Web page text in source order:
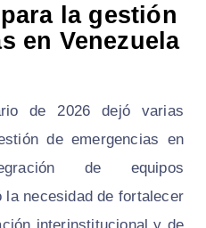
la gestión
en Venezuela
de 2026 dejó varias
de emergencias en
de equipos
la necesidad de fortalecer